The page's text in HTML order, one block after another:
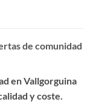
de comunidad
en Vallgorguina
y coste.